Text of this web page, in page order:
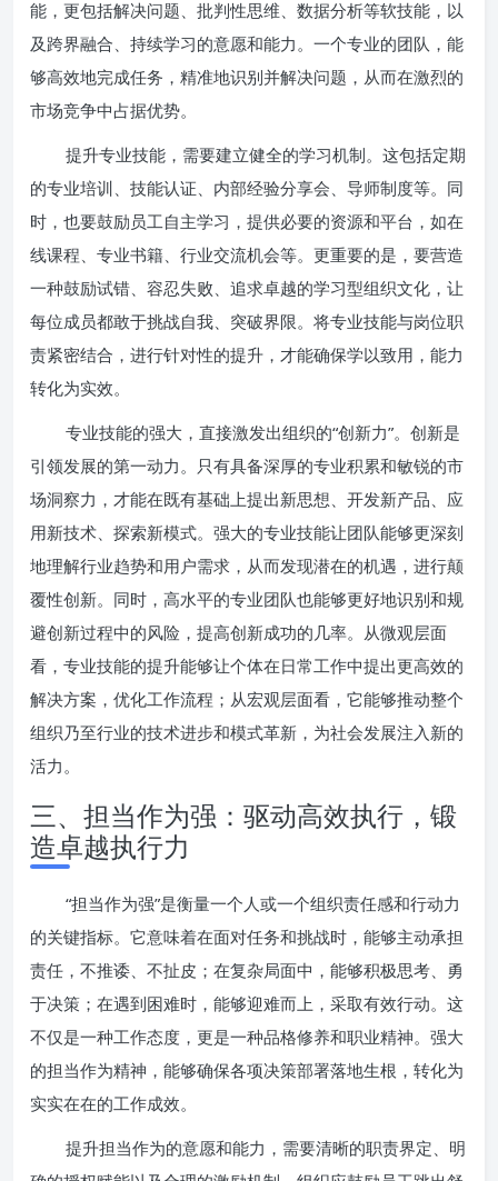
能，更包括解决问题、批判性思维、数据分析等软技能，以
及跨界融合、持续学习的意愿和能力。一个专业的团队，能
够高效地完成任务，精准地识别并解决问题，从而在激烈的
市场竞争中占据优势。
提升专业技能，需要建立健全的学习机制。这包括定期
的专业培训、技能认证、内部经验分享会、导师制度等。同
时，也要鼓励员工自主学习，提供必要的资源和平台，如在
线课程、专业书籍、行业交流机会等。更重要的是，要营造
一种鼓励试错、容忍失败、追求卓越的学习型组织文化，让
每位成员都敢于挑战自我、突破界限。将专业技能与岗位职
责紧密结合，进行针对性的提升，才能确保学以致用，能力
转化为实效。
专业技能的强大，直接激发出组织的“创新力”。创新是
引领发展的第一动力。只有具备深厚的专业积累和敏锐的市
场洞察力，才能在既有基础上提出新思想、开发新产品、应
用新技术、探索新模式。强大的专业技能让团队能够更深刻
地理解行业趋势和用户需求，从而发现潜在的机遇，进行颠
覆性创新。同时，高水平的专业团队也能够更好地识别和规
避创新过程中的风险，提高创新成功的几率。从微观层面
看，专业技能的提升能够让个体在日常工作中提出更高效的
解决方案，优化工作流程；从宏观层面看，它能够推动整个
组织乃至行业的技术进步和模式革新，为社会发展注入新的
活力。
三、担当作为强：驱动高效执行，锻
造卓越执行力
“担当作为强”是衡量一个人或一个组织责任感和行动力
的关键指标。它意味着在面对任务和挑战时，能够主动承担
责任，不推诿、不扯皮；在复杂局面中，能够积极思考、勇
于决策；在遇到困难时，能够迎难而上，采取有效行动。这
不仅是一种工作态度，更是一种品格修养和职业精神。强大
的担当作为精神，能够确保各项决策部署落地生根，转化为
实实在在的工作成效。
提升担当作为的意愿和能力，需要清晰的职责界定、明